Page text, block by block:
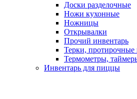
Доски разделочные
Ножи кухонные
Ножницы
Открывалки
Прочий инвентарь
Терки, протирочные
Термометры,
Инвентарь для пиццы